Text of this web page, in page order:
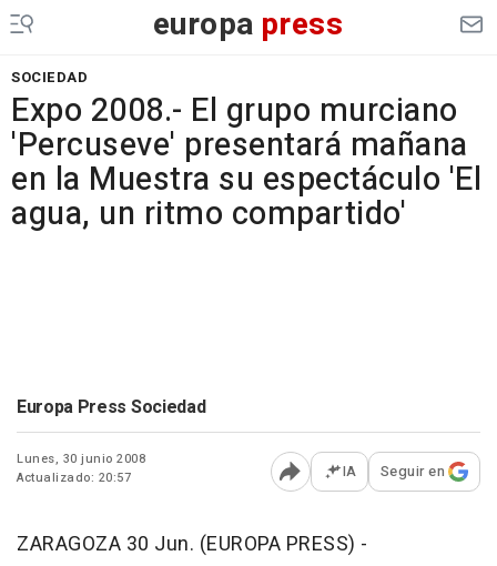
europa press
SOCIEDAD
Expo 2008.- El grupo murciano
'Percuseve' presentará mañana
en la Muestra su espectáculo 'El
agua, un ritmo compartido'
Europa Press Sociedad
Lunes, 30 junio 2008
Actualizado: 20:57
Abrir opciones para
IA Seguir en
ZARAGOZA 30 Jun. (EUROPA PRESS) -